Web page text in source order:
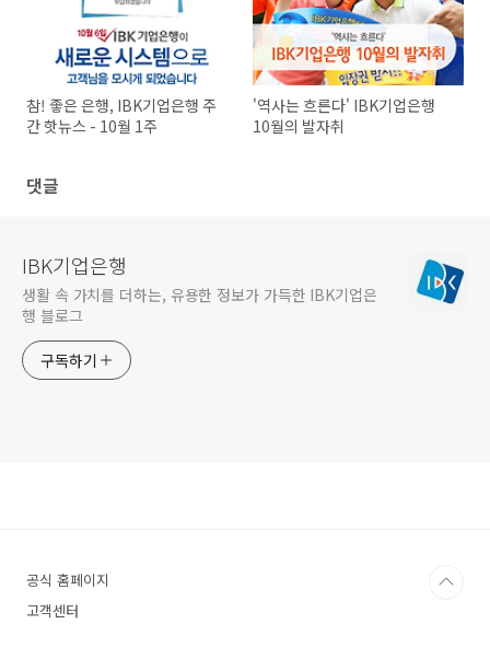
참! 좋은 은행, IBK기업은행 주
간 핫뉴스 - 10월 1주
'역사는 흐른다' IBK기업은행
10월의 발자취
댓글
IBK기업은행
생활 속 가치를 더하는, 유용한 정보가 가득한 IBK기업은
행 블로그
구독하기
공식 홈페이지
고객센터